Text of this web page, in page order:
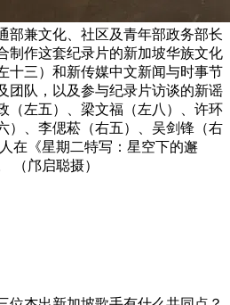
部兼文化、社区及青年部政务部长
制作这套纪录片的新加坡华族文化
十三）和新传媒中文新闻与时事节
团队，以及参与纪录片访谈的新谣
（左五）、梁文福（左八）、许环
）、李偲菘（右五）、吴剑锋（右
在《星期二特写：星空下的邂
（邝启聪摄）